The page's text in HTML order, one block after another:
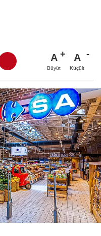
A
Büyüt
A
Küçült